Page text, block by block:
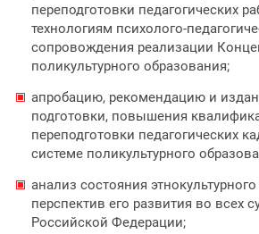
переподготовки педагогических
технологиям психолого-
сопровождения реализации
поликультурного образования;
апробацию, рекомендацию и
подготовки, повышения
переподготовки педагогических
системе поликультурного
анализ состояния
перспектив его развития во всех
Российской Федерации;